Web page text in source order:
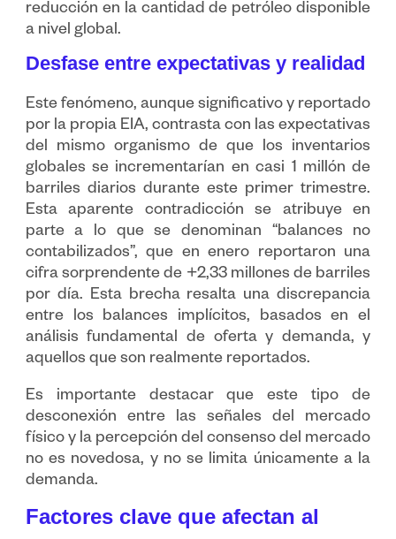
reducción en la cantidad de petróleo disponible
a nivel global.
Desfase entre expectativas y realidad
Este fenómeno, aunque significativo y reportado
por la propia EIA, contrasta con las expectativas
del mismo organismo de que los inventarios
globales se incrementarían en casi 1 millón de
barriles diarios durante este primer trimestre.
Esta aparente contradicción se atribuye en
parte a lo que se denominan “balances no
contabilizados”, que en enero reportaron una
cifra sorprendente de +2,33 millones de barriles
por día. Esta brecha resalta una discrepancia
entre los balances implícitos, basados en el
análisis fundamental de oferta y demanda, y
aquellos que son realmente reportados.
Es importante destacar que este tipo de
desconexión entre las señales del mercado
físico y la percepción del consenso del mercado
no es novedosa, y no se limita únicamente a la
demanda.
Factores clave que afectan al